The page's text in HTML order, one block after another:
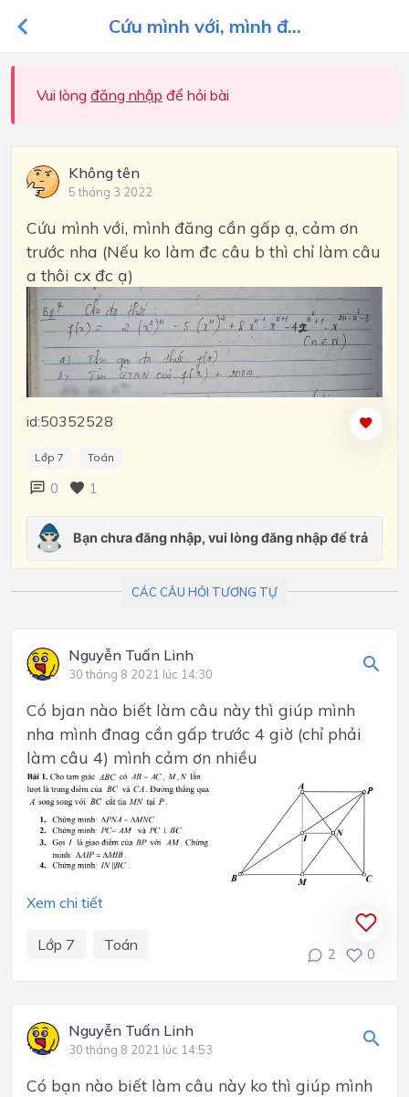
Cứu mình với, mình đ...
Vui lòng đăng nhập để hỏi bài
Không tên
5 tháng 3 2022
Cứu mình với, mình đăng cần gấp ạ, cảm ơn
trước nha (Nếu ko làm đc câu b thì chỉ làm câu
a thôi cx đc ạ)
id:50352528
Lớp 7 Toán
0 1
CÁC CÂU HỎI TƯƠNG TỰ
Nguyễn Tuấn Linh
30 tháng 8 2021 lúc 14:30
Có bjan nào biết làm câu này thì giúp mình
nha mình đnag cần gấp trước 4 giờ (chỉ phải
làm câu 4) mình cảm ơn nhiều
Xem chi tiết
Lớp 7 Toán
2 0
Nguyễn Tuấn Linh
30 tháng 8 2021 lúc 14:53
Có bạn nào biết làm câu này ko thì giúp mình